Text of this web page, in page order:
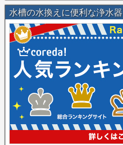
水槽の水換えに便利な浄水器